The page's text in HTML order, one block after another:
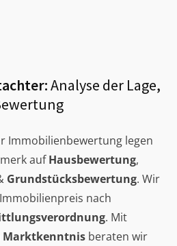
Analyse der Lage,
Immobilienbewertung legen
aufHausbewertung,
Grundstücksbewertung. Wir
nach
. Mit
Marktkenntnis beraten wir